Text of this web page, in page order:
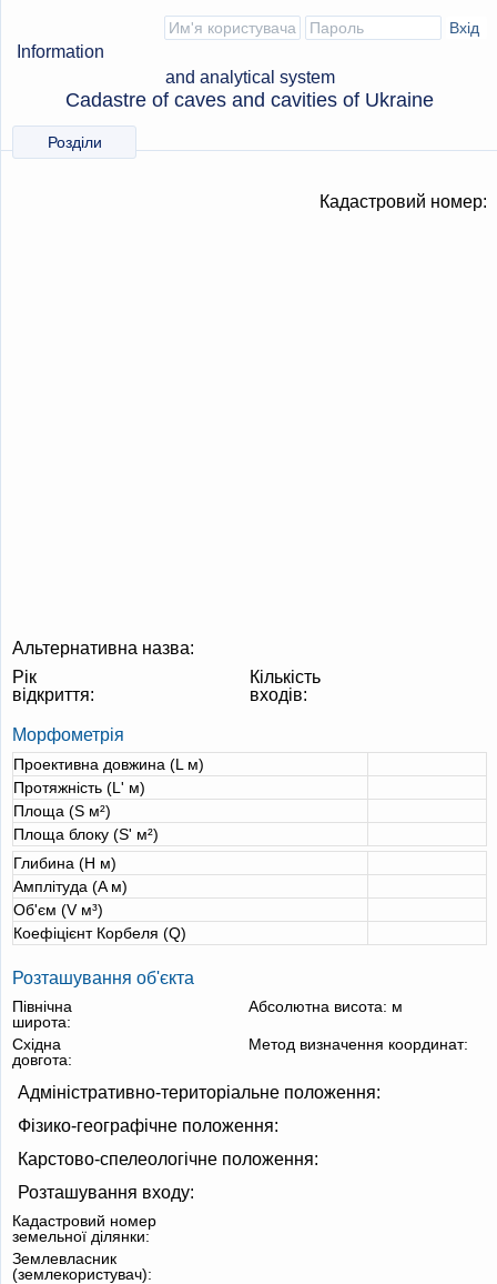
Information
and analytical system
Cadastre of caves and cavities of Ukraine
Розділи
Кадастровий номер:
Альтернативна назва:
Рік
відкриття:
Кількість
входів:
Морфометрія
Проективна довжина (L м)
Протяжність (L' м)
Площа (S м²)
Площа блоку (S' м²)
Глибина (H м)
Амплітуда (A м)
Об'єм (V м³)
Коефіцієнт Корбеля (Q)
Розташування об'єкта
Північна
широта:
Абсолютна висота: м
Східна
довгота:
Метод визначення координат:
Адміністративно-територіальне положення:
Фізико-географічне положення:
Карстово-спелеологічне положення:
Розташування входу:
Кадастровий номер
земельної ділянки:
Землевласник
(землекористувач):